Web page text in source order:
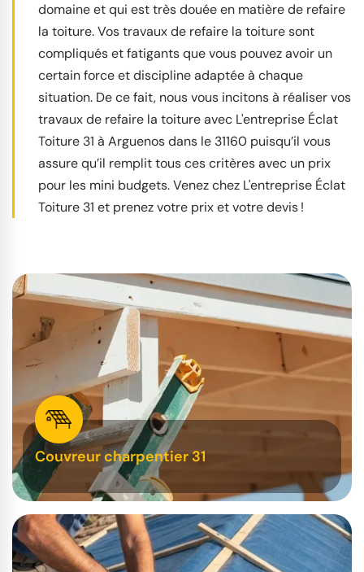
domaine et qui est très douée en matière de refaire
la toiture. Vos travaux de refaire la toiture sont
compliqués et fatigants que vous pouvez avoir un
certain force et discipline adaptée à chaque
situation. De ce fait, nous vous incitons à réaliser vos
travaux de refaire la toiture avec L'entreprise Éclat
Toiture 31 à Arguenos dans le 31160 puisqu’il vous
assure qu’il remplit tous ces critères avec un prix
pour les mini budgets. Venez chez L'entreprise Éclat
Toiture 31 et prenez votre prix et votre devis !
Couvreur charpentier 31